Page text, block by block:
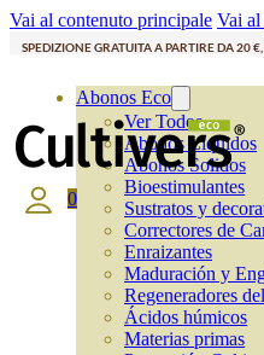
Vai al contenuto principale Vai al
SPEDIZIONE GRATUITA A PARTIRE DA 20
Abonos Eco
Ver Todos
Abonos Líquidos
Abonos Solidos
Bioestimulantes
Sustratos y
Correctores de
Enraizantes
Maduración y
Regeneradores
Ácidos húmicos
Materias primas
0